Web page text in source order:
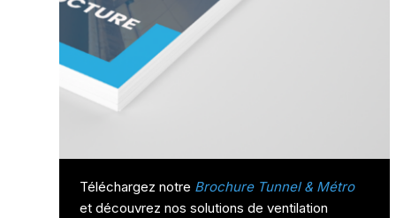
Téléchargez notre Brochure Tunnel & Métro
et découvrez nos solutions de ventilation